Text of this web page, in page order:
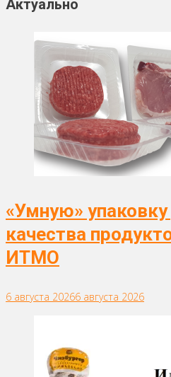
Актуально
«Умную»
качества
ИТМО
6 августа 20266 августа 2026